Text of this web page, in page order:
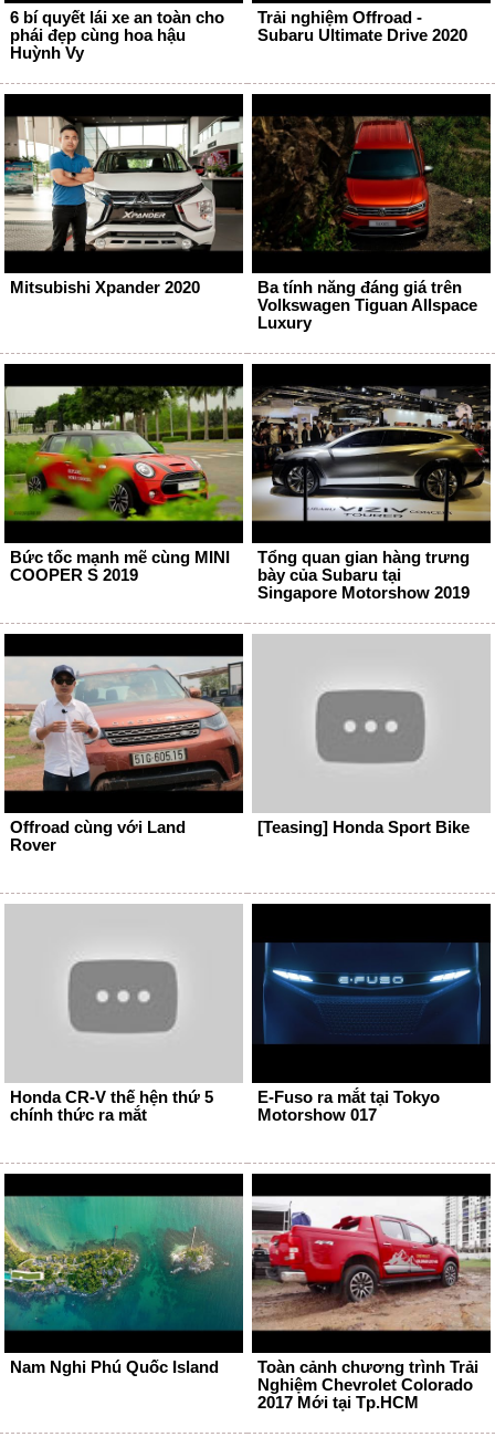
6 bí quyết lái xe an toàn cho
phái đẹp cùng hoa hậu
Huỳnh Vy
Trải nghiệm Offroad -
Subaru Ultimate Drive 2020
Mitsubishi Xpander 2020
Ba tính năng đáng giá trên
Volkswagen Tiguan Allspace
Luxury
Bức tốc mạnh mẽ cùng MINI
COOPER S 2019
Tổng quan gian hàng trưng
bày của Subaru tại
Singapore Motorshow 2019
Offroad cùng với Land
Rover
[Teasing] Honda Sport Bike
Honda CR-V thế hện thứ 5
chính thức ra mắt
E-Fuso ra mắt tại Tokyo
Motorshow 017
Nam Nghi Phú Quốc Island
Toàn cảnh chương trình Trải
Nghiệm Chevrolet Colorado
2017 Mới tại Tp.HCM